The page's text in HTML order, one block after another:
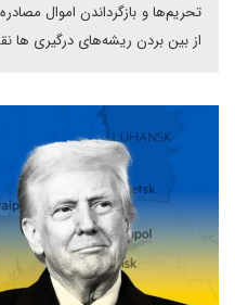
تحریم‌ها و بازگرداندن اموال
از بین بردن ریشه‌های درگیری ها